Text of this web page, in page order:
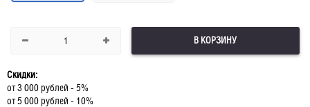
В КОРЗИНУ
Скидки:
от 3 000 рублей - 5%
от 5 000 рублей - 10%